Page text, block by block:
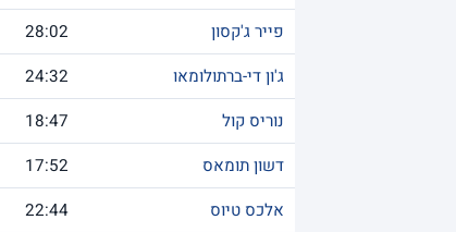
פייר ג'קסון
28:02
ג'ון די-ברתולומאו
24:32
נוריס קול
18:47
דשון תומאס
17:52
אלכס טיוס
22:44